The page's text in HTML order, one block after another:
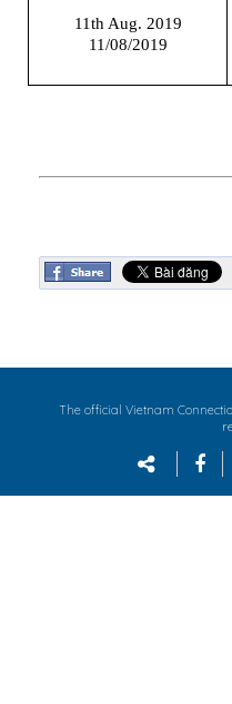
11th Aug. 2019
11/08/2019
The official Vietnam